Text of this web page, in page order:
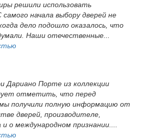
решили использовать
самого начала выбору дверей не
дело подошло оказалось, что
Наши отечественные...
Дариано Порте из коллекции
отметить, что перед
получили полную информацию от
дверей, производителе,
о международном признании....